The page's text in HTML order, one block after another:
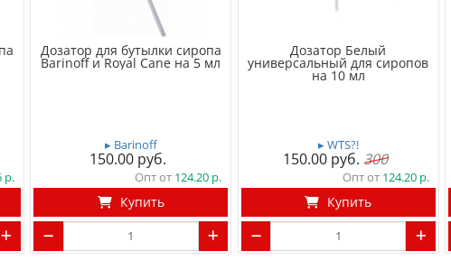
Дозатор для бутылки сиропа
Barinoff и Royal Cane на 5 мл
▸ Barinoff
150.00
Опт от 124.20
Купить
Дозатор Белый
универсальный для сиропов
на 10 мл
▸ WTS?!
150.00 300
Опт от 124.20
Купить